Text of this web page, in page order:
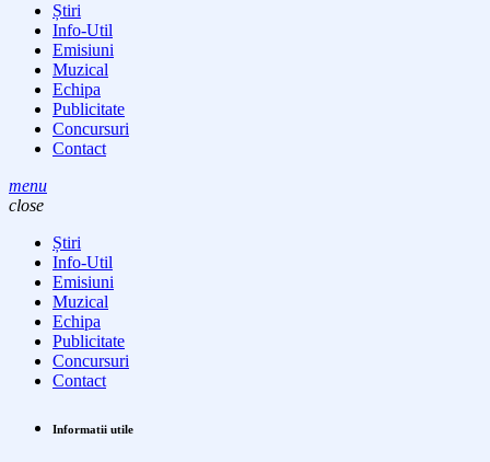
Știri
Info-Util
Emisiuni
Muzical
Echipa
Publicitate
Concursuri
Contact
menu
close
Știri
Info-Util
Emisiuni
Muzical
Echipa
Publicitate
Concursuri
Contact
Informatii utile